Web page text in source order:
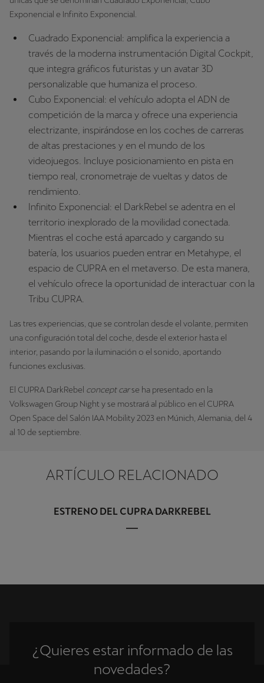
Exponencial e Infinito Exponencial.
Cuadrado Exponencial: amplifica la experiencia a
través de la moderna instrumentación Digital Cockpit,
que integra gráficos futuristas y un avatar 3D
personalizable que humaniza el proceso.
Cubo Exponencial: el vehículo adopta el ADN de
competición de la marca y ofrece una experiencia
electrizante, inspirándose en los coches de carreras
de altas prestaciones y en el mundo de los
videojuegos. Incluye posicionamiento en pista en
tiempo real, cronometraje de vueltas y datos de
rendimiento.
Infinito Exponencial: el DarkRebel se adentra en el
territorio inexplorado de la movilidad conectada.
Mientras el coche está aparcado y cargando su
batería, los usuarios pueden entrar en Metahype, el
espacio de CUPRA en el metaverso. De esta manera,
el vehículo ofrece la oportunidad de interactuar con la
Tribu CUPRA.
Las tres experiencias, que se controlan desde el volante, permiten
una configuración total del coche, desde el exterior hasta el
interior, pasando por la iluminación o el sonido, aportando
funciones exclusivas.
El CUPRA DarkRebel concept carse ha presentado en la
Volkswagen Group Night y se mostrará al público en el CUPRA
Open Space del Salón IAA Mobility 2023 en Múnich, Alemania, del 4
al 10 de septiembre.
ARTÍCULO RELACIONADO
ESTRENO DEL CUPRA DARKREBEL
¿Quieres estar informado de las
novedades?